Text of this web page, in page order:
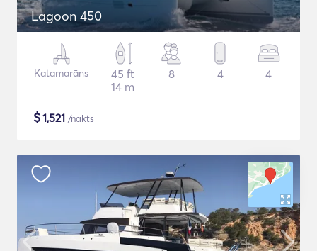
Lagoon 450
Katamarāns
45 ft
14 m
8 4 4
$1,521 /nakts